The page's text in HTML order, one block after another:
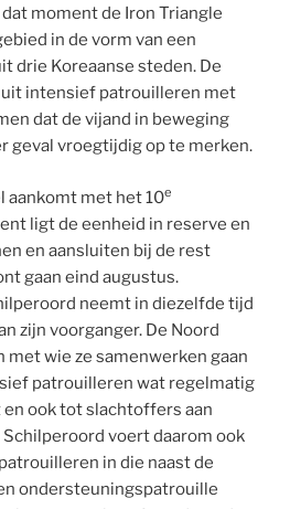
moment de Iron Triangle
in de vorm van een
drie Koreaanse steden. De
intensief patrouilleren met
dat de vijand in beweging
geval vroegtijdig op te merken.
aankomt met het 10e
ligt de eenheid in reserve en
en aansluiten bij de rest
gaan eind augustus.
neemt in diezelfde tijd
zijn voorganger. De Noord
met wie ze samenwerken gaan
patrouilleren wat regelmatig
ook tot slachtoffers aan
voert daarom ook
in die naast de
ondersteuningspatrouille